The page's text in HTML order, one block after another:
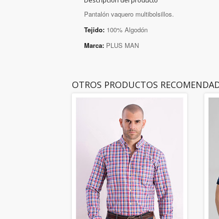
Pantalón vaquero multibolsillos.
Tejido: 100% Algodón
Marca: PLUS MAN
OTROS PRODUCTOS